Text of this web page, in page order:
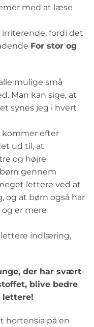
med at læse
irriterende, fordi det
For stor og
mulige små
Man kan sige, at
synes jeg i hvert
kommer efter
ud til, at
og højre
gennem
lettere ved at
og at børn også har
er mere
lettere indlæring,
der har svært
blive bedre
lettere!
hortensia på en